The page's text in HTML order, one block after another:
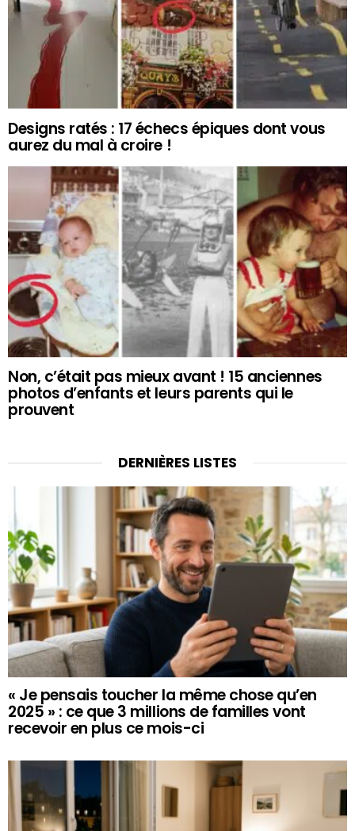
Designs ratés : 17 échecs épiques dont vous
aurez du mal à croire !
Non, c’était pas mieux avant ! 15 anciennes
photos d’enfants et leurs parents qui le
prouvent
DERNIÈRES LISTES
« Je pensais toucher la même chose qu’en
2025 » : ce que 3 millions de familles vont
recevoir en plus ce mois-ci